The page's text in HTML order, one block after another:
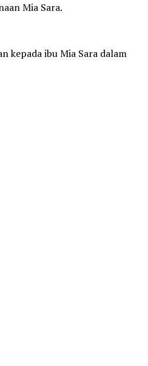
Mia Sara.
kepada ibu Mia Sara dalam